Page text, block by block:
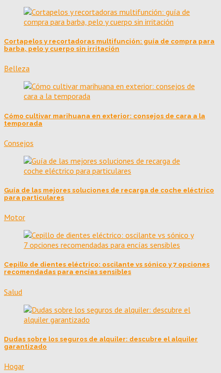
Cortapelos y recortadoras multifunción: guía de compra para
barba, pelo y cuerpo sin irritación
Belleza
Cómo cultivar marihuana en exterior: consejos de cara a la
temporada
Consejos
Guía de las mejores soluciones de recarga de coche eléctrico
para particulares
Motor
Cepillo de dientes eléctrico: oscilante vs sónico y 7 opciones
recomendadas para encías sensibles
Salud
Dudas sobre los seguros de alquiler: descubre el alquiler
garantizado
Hogar